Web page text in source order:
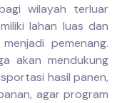
wilayah terluar
lahan luas dan
pemenang.
akan mendukung
hasil panen,
agar program